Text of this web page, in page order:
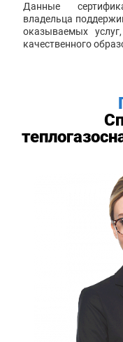
Данные
владельца
оказываемых
качественного